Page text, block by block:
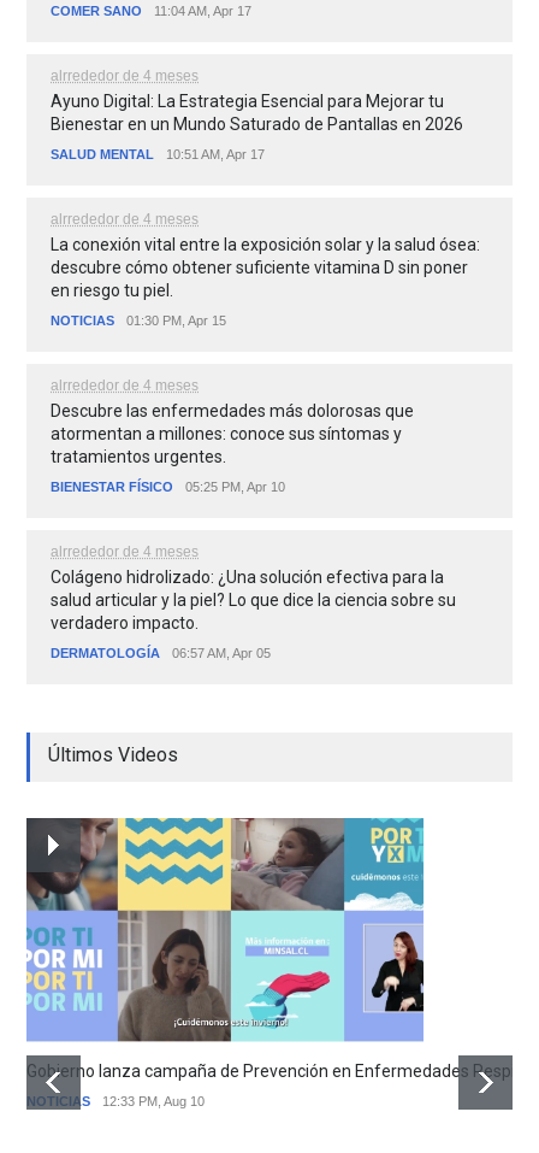
COMER SANO 11:04 AM, Apr 17
alrrededor de 4 meses
Ayuno Digital: La Estrategia Esencial para Mejorar tu
Bienestar en un Mundo Saturado de Pantallas en 2026
SALUD MENTAL 10:51 AM, Apr 17
alrrededor de 4 meses
La conexión vital entre la exposición solar y la salud ósea:
descubre cómo obtener suficiente vitamina D sin poner
en riesgo tu piel.
NOTICIAS 01:30 PM, Apr 15
alrrededor de 4 meses
Descubre las enfermedades más dolorosas que
atormentan a millones: conoce sus síntomas y
tratamientos urgentes.
BIENESTAR FÍSICO 05:25 PM, Apr 10
alrrededor de 4 meses
Colágeno hidrolizado: ¿Una solución efectiva para la
salud articular y la piel? Lo que dice la ciencia sobre su
verdadero impacto.
DERMATOLOGÍA 06:57 AM, Apr 05
Últimos Videos
Gobierno lanza campaña de Prevención en Enfermedades
NOTICIAS 12:33 PM, Aug 10